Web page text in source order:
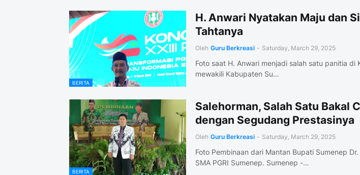
BERITA
H. Anwari Nyatakan Maju dan
Tahtanya
Oleh Guru Berkreasi - Saturday, March 29, 2025
Foto saat H. Anwari menjadi salah satu panitia di
mewakili Kabupaten Su…
BERITA
Salehorman, Salah Satu Bakal
dengan Segudang Prestasinya
Oleh Guru Berkreasi - Saturday, March 29, 2025
Foto Pembinaan dari Mantan Bupati Sumenep
SMA PGRI Sumenep. Sumenep -…